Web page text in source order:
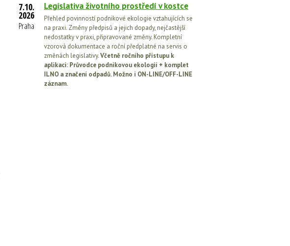
7.10.
2026
Praha
Legislativa životního prostředí v kostce
Přehled povinností podnikové ekologie vztahujících se
na praxi. Změny předpisů a jejich dopady, nejčastější
nedostatky v praxi, připravované změny. Kompletní
vzorová dokumentace a roční předplatné na servis o
změnách legislativy.Včetně ročního přístupu k
aplikaci: Průvodce podnikovou ekologií + komplet
ILNO a značení odpadů. Možno i ON-LINE/OFF-LINE
záznam.